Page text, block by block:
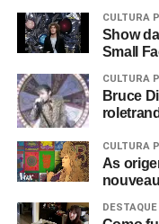
CULTURA
Show
Small
CULTURA
Bruce
CULTURA
As
DESTAQUE